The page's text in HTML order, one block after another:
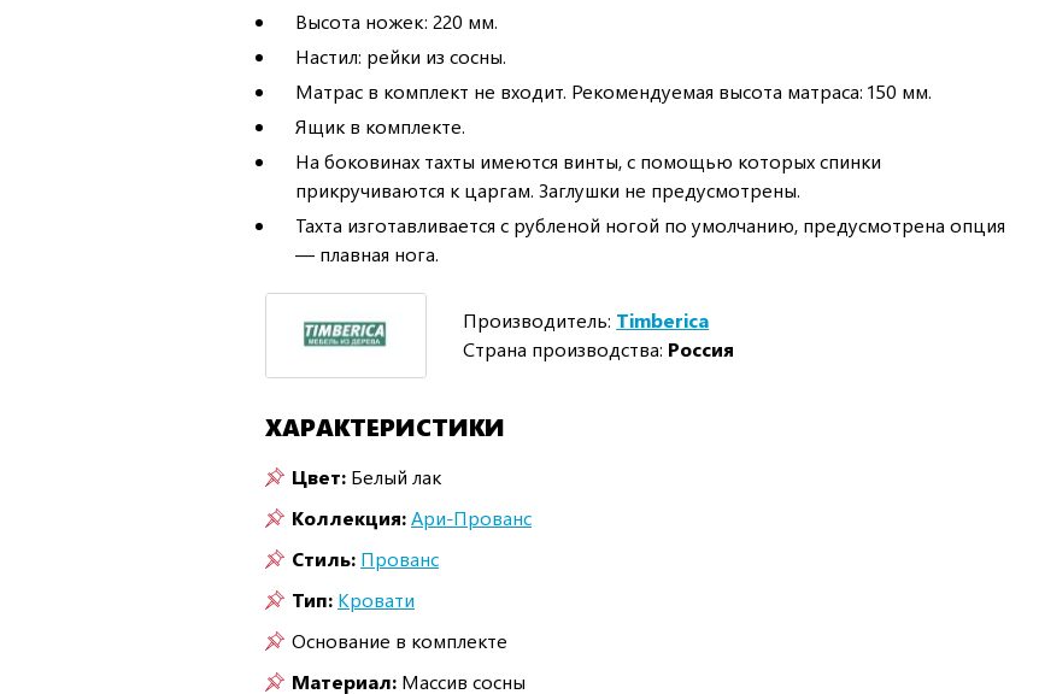
Высота ножек: 220 мм.
Настил: рейки из сосны.
Матрас в комплект не входит. Рекомендуемая высота матраса: 150 мм.
Ящик в комплекте.
На боковинах тахты имеются винты, с помощью которых спинки
прикручиваются к царгам. Заглушки не предусмотрены.
Тахта изготавливается с рубленой ногой по умолчанию, предусмотрена опция
— плавная нога.
Производитель: Timberica
Страна производства: Россия
ХАРАКТЕРИСТИКИ
Цвет: Белый лак
Коллекция:Ари-Прованс
Стиль: Прованс
Тип: Кровати
Основание в комплекте
Материал: Массив сосны